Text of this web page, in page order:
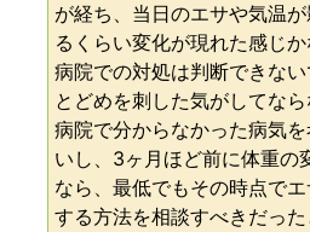
が経ち、当日のエサや気温
るくらい変化が現れた感じか
病院での対処は判断できな
とどめを刺した気がしてなら
病院で分からなかった病気
いし、3ヶ月ほど前に体重の
なら、最低でもその時点で
する方法を相談すべきだった